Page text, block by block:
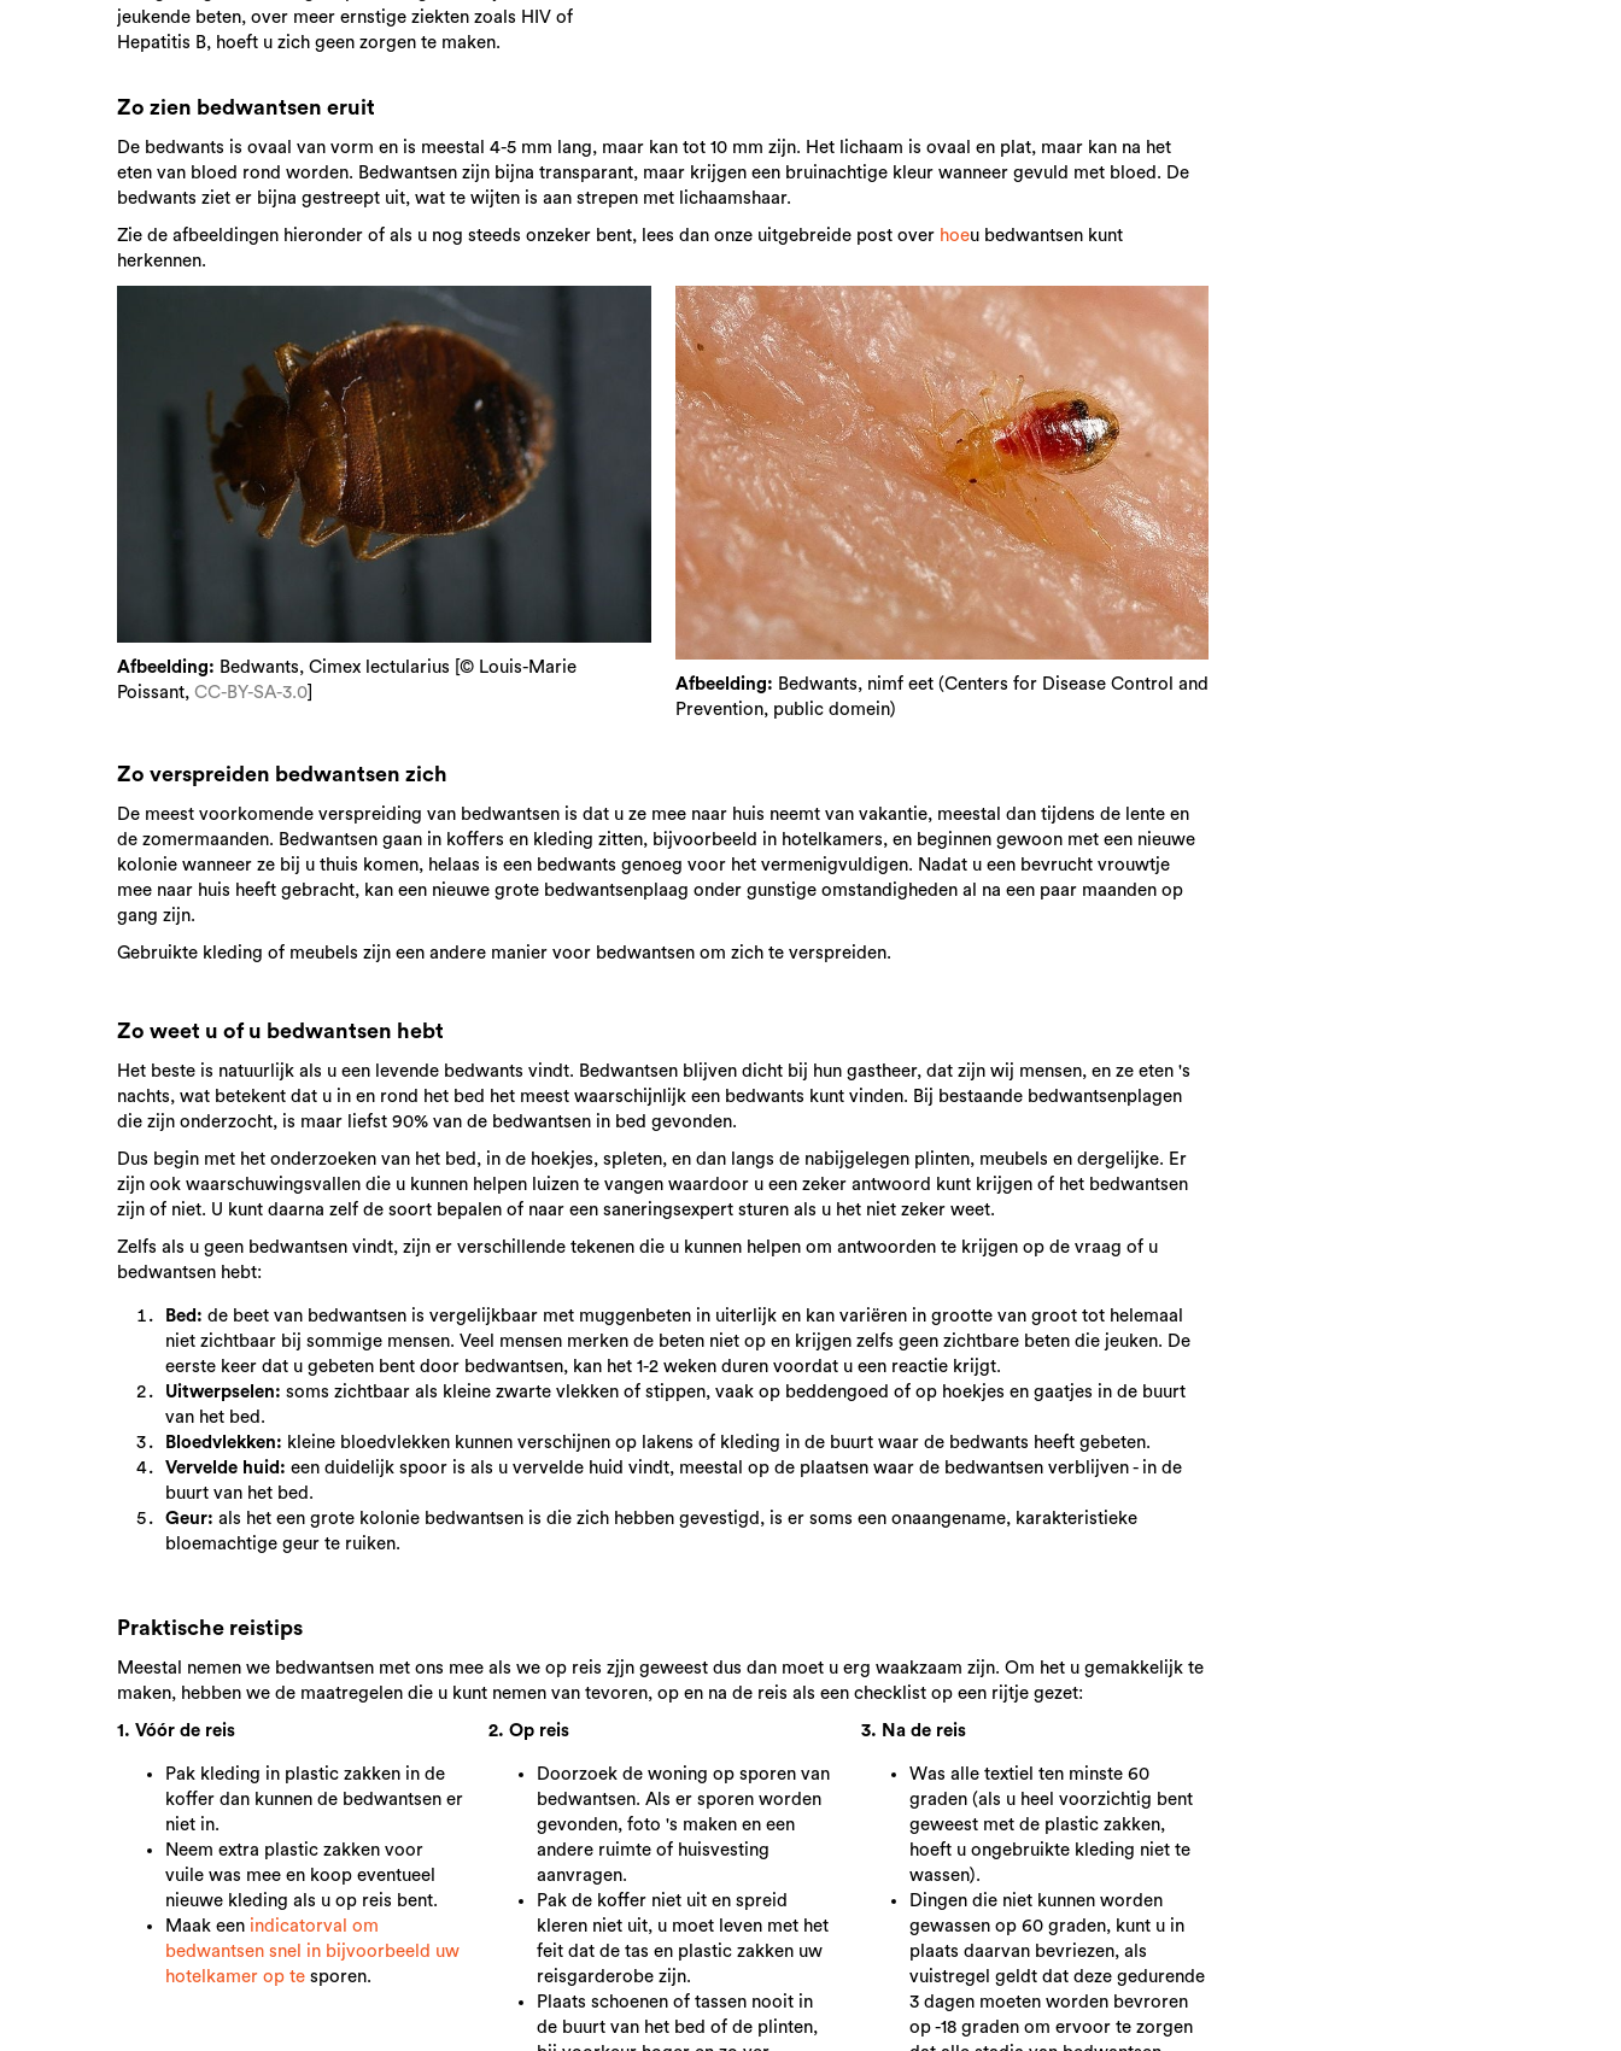
jeukende beten, over meer ernstige ziekten zoals HIV of
Hepatitis B, hoeft u zich geen zorgen te maken.
Zo zien bedwantsen eruit
De bedwants is ovaal van vorm en is meestal 4-5 mm lang, maar kan tot 10 mm zijn. Het lichaam is ovaal en plat, maar kan na het
eten van bloed rond worden. Bedwantsen zijn bijna transparant, maar krijgen een bruinachtige kleur wanneer gevuld met bloed. De
bedwants ziet er bijna gestreept uit, wat te wijten is aan strepen met lichaamshaar.
Zie de afbeeldingen hieronder of als u nog steeds onzeker bent, lees dan onze uitgebreide post over hoeu bedwantsen kunt
herkennen.
Afbeelding: Bedwants, Cimex lectularius [© Louis-Marie
Poissant, CC-BY-SA-3.0] Afbeelding: Bedwants, nimf eet (Centers for Disease Control and
Prevention, public domein)
Zo verspreiden bedwantsen zich
De meest voorkomende verspreiding van bedwantsen is dat u ze mee naar huis neemt van vakantie, meestal dan tijdens de lente en
de zomermaanden. Bedwantsen gaan in koffers en kleding zitten, bijvoorbeeld in hotelkamers, en beginnen gewoon met een nieuwe
kolonie wanneer ze bij u thuis komen, helaas is een bedwants genoeg voor het vermenigvuldigen. Nadat u een bevrucht vrouwtje
mee naar huis heeft gebracht, kan een nieuwe grote bedwantsenplaag onder gunstige omstandigheden al na een paar maanden op
gang zijn.
Gebruikte kleding of meubels zijn een andere manier voor bedwantsen om zich te verspreiden.
Zo weet u of u bedwantsen hebt
Het beste is natuurlijk als u een levende bedwants vindt. Bedwantsen blijven dicht bij hun gastheer, dat zijn wij mensen, en ze eten 's
nachts, wat betekent dat u in en rond het bed het meest waarschijnlijk een bedwants kunt vinden. Bij bestaande bedwantsenplagen
die zijn onderzocht, is maar liefst 90% van de bedwantsen in bed gevonden.
Dus begin met het onderzoeken van het bed, in de hoekjes, spleten, en dan langs de nabijgelegen plinten, meubels en dergelijke. Er
zijn ook waarschuwingsvallen die u kunnen helpen luizen te vangen waardoor u een zeker antwoord kunt krijgen of het bedwantsen
zijn of niet. U kunt daarna zelf de soort bepalen of naar een saneringsexpert sturen als u het niet zeker weet.
Zelfs als u geen bedwantsen vindt, zijn er verschillende tekenen die u kunnen helpen om antwoorden te krijgen op de vraag of u
bedwantsen hebt:
Bed: de beet van bedwantsen is vergelijkbaar met muggenbeten in uiterlijk en kan variëren in grootte van groot tot helemaal
niet zichtbaar bij sommige mensen. Veel mensen merken de beten niet op en krijgen zelfs geen zichtbare beten die jeuken. De
eerste keer dat u gebeten bent door bedwantsen, kan het 1-2 weken duren voordat u een reactie krijgt.
Uitwerpselen: soms zichtbaar als kleine zwarte vlekken of stippen, vaak op beddengoed of op hoekjes en gaatjes in de buurt
van het bed.
Bloedvlekken: kleine bloedvlekken kunnen verschijnen op lakens of kleding in de buurt waar de bedwants heeft gebeten.
Vervelde huid: een duidelijk spoor is als u vervelde huid vindt, meestal op de plaatsen waar de bedwantsen verblijven - in de
buurt van het bed.
Geur: als het een grote kolonie bedwantsen is die zich hebben gevestigd, is er soms een onaangename, karakteristieke
bloemachtige geur te ruiken.
Praktische reistips
Meestal nemen we bedwantsen met ons mee als we op reis zjjn geweest dus dan moet u erg waakzaam zijn. Om het u gemakkelijk te
maken, hebben we de maatregelen die u kunt nemen van tevoren, op en na de reis als een checklist op een rijtje gezet:
1. Vóór de reis
Pak kleding in plastic zakken in de
koffer dan kunnen de bedwantsen er
niet in.
Neem extra plastic zakken voor
vuile was mee en koop eventueel
nieuwe kleding als u op reis bent.
Maak een indicatorval om
bedwantsen snel in bijvoorbeeld uw
hotelkamer op te sporen.
2. Op reis
Doorzoek de woning op sporen van
bedwantsen. Als er sporen worden
gevonden, foto 's maken en een
andere ruimte of huisvesting
aanvragen.
Pak de koffer niet uit en spreid
kleren niet uit, u moet leven met het
feit dat de tas en plastic zakken uw
reisgarderobe zijn.
Plaats schoenen of tassen nooit in
de buurt van het bed of de plinten,
3. Na de reis
Was alle textiel ten minste 60
graden (als u heel voorzichtig bent
geweest met de plastic zakken,
hoeft u ongebruikte kleding niet te
wassen).
Dingen die niet kunnen worden
gewassen op 60 graden, kunt u in
plaats daarvan bevriezen, als
vuistregel geldt dat deze gedurende
3 dagen moeten worden bevroren
op -18 graden om ervoor te zorgen